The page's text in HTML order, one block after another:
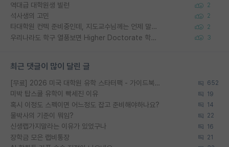
역대급 대학원생 빌런 2
석사생의 고민 2
타대학원 컨텍 준비중인데, 지도교수님께는 언제 말씀드려야 할까요? 2
우리나라도 학구 열풍보면 Higher Doctorate 학위가 필요하다고 봅니다. 3
최근 댓글이 많이 달린 글
[무료] 2026 미국 대학원 유학 스타터팩 - 가이드북 & 합격자 컨택메일 템플릿 652
미박 탑스쿨 유학이 빡세진 이유 19
혹시 이정도 스펙이면 어느정도 잡고 준비해야하나요? 14
물박사의 기준이 뭐임? 22
신생랩가지말라는 이유가 있었구나 16
장학금 모은 랩비통장 21